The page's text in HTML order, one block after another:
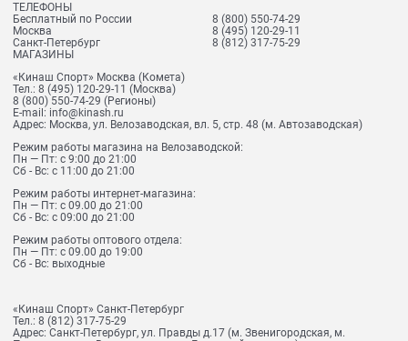
ТЕЛЕФОНЫ
Бесплатный по России
8 (800) 550-74-29
Москва
8 (495) 120-29-11
Санкт-Петербург
8 (812) 317-75-29
МАГАЗИНЫ
«Кинаш Спорт» Москва (Комета)
Тел.: 8 (495) 120-29-11 (Москва)
8 (800) 550-74-29 (Регионы)
E-mail: info@kinash.ru
Адрес: Москва, ул. Велозаводская, вл. 5, стр. 48 (м. Автозаводская)
Режим работы магазина на Велозаводской:
Пн — Пт: с 9:00 до 21:00
Сб - Вс: с 11:00 до 21:00
Режим работы интернет-магазина:
Пн — Пт: с 09.00 до 21:00
Сб - Вс: с 09:00 до 21:00
Режим работы оптового отдела:
Пн — Пт: с 09.00 до 19:00
Сб - Вс: выходные
«Кинаш Спорт» Санкт-Петербург
Тел.: 8 (812) 317-75-29
Адрес: Санкт-Петербург, ул. Правды д.17 (м. Звенигородская, м.